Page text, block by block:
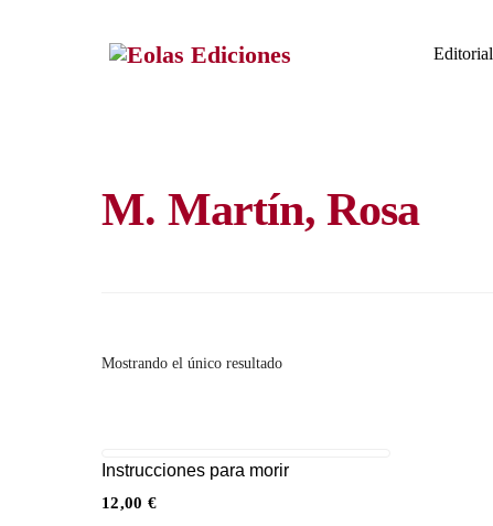
Editorial
M. Martín, Rosa
Mostrando el único resultado
Instrucciones para morir
12,00 €